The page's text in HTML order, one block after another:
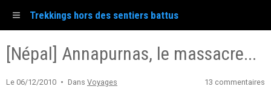
Trekkings hors des sentiers battus
[Népal] Annapurnas, le massacre...
Le 06/12/2010 Dans Voyages 13 commentaires